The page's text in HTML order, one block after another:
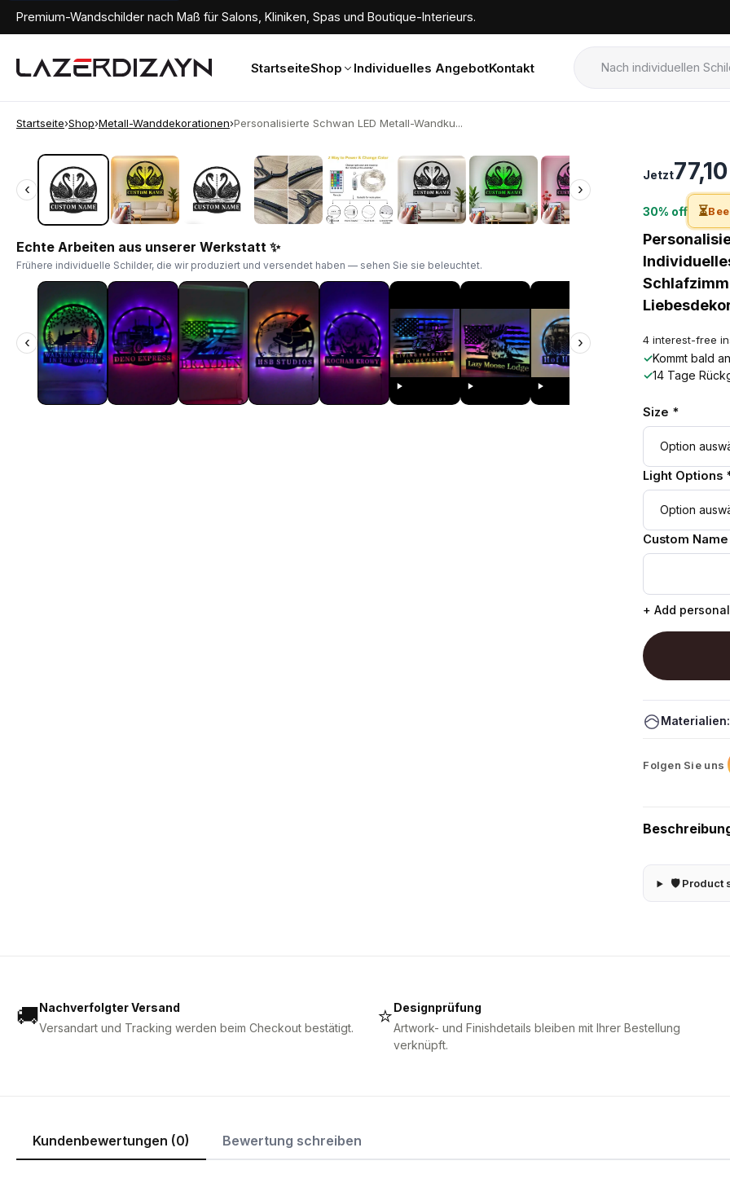
Premium-Wandschilder nach Maß für Salons, Kliniken, Spas und Boutique-Interieurs.
StartseiteShop Individuelles AngebotKontakt
Startseite›Shop›Metall-Wanddekorationen›Personalisierte Schwan LED Metall-Wandku...
‹ ›
‹ ›
Echte Arbeiten aus unserer Werkstatt ✨
Frühere individuelle Schilder, die wir produziert und versendet haben — sehen Sie sie beleuchtet.
‹ ›
Jetzt
30% off ⏳
4 interest-free
✓Kommt bald
✓14 Tage
Size *
Light Options
Custom
+ Add
Materialien:
Folgen Sie uns
🛡 Product
🚚Nachverfolgter Versand
Versandart und Tracking werden beim Checkout bestätigt.
⭐Designprüfung
Artwork- und Finishdetails bleiben mit Ihrer Bestellung
verknüpft.
Kundenbewertungen (0) Bewertung schreiben